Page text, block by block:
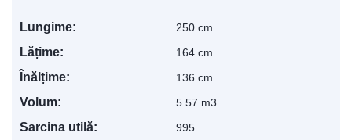
Lungime: 250 cm
Lățime: 164 cm
Înălțime: 136 cm
Volum: 5.57 m3
Sarcina utilă: 995